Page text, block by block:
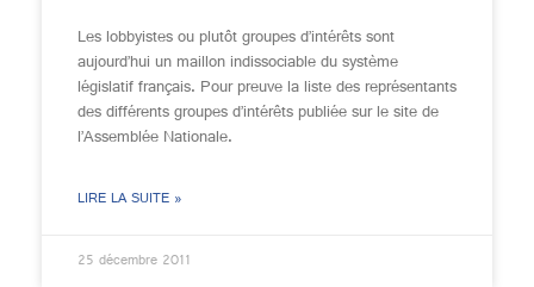
Les lobbyistes ou plutôt groupes d’intérêts sont
aujourd’hui un maillon indissociable du système
législatif français. Pour preuve la liste des représentants
des différents groupes d’intérêts publiée sur le site de
l’Assemblée Nationale.
LIRE LA SUITE »
25 décembre 2011